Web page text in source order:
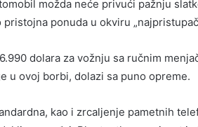
možda neće privući pažnju
ponuda u okviru
dolara za vožnju sa ručnim
u ovoj borbi, dolazi sa puno opreme.
kao i zrcaljenje pametnih